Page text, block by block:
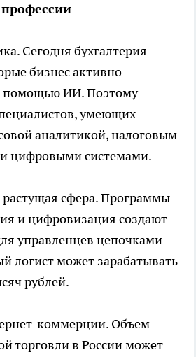
Сегодня бухгалтерия -
бизнес активно
помощью ИИ. Поэтому
умеющих
аналитикой, налоговым
цифровыми системами.
сфера. Программы
и цифровизация создают
управленцев цепочками
логист может зарабатывать
рублей.
коммерции. Объем
торговли в России может